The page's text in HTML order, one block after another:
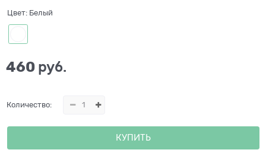
Цвет: Белый
460 руб.
Количество:
КУПИТЬ